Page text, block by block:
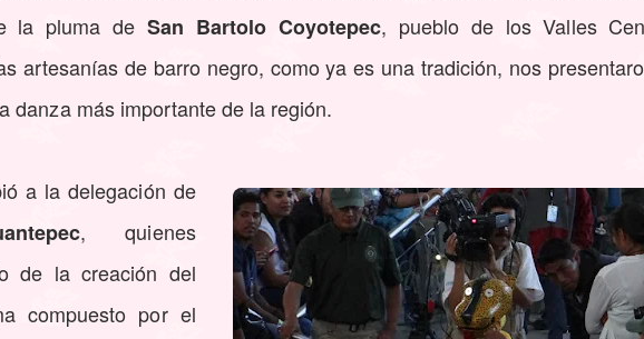
la pluma de San Bartolo Coyotepec, pueblo de los Valles
artesanías de barro negro, como ya es una tradición, nos
danza más importante de la región.
a la delegación de
, quienes
de la creación del
compuesto por el